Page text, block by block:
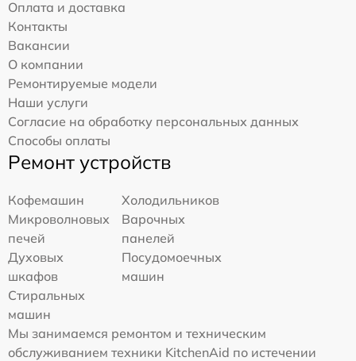
Оплата и доставка
Контакты
Вакансии
О компании
Ремонтируемые модели
Наши услуги
Согласие на обработку персональных данных
Способы оплаты
Ремонт устройств
Кофемашин
Холодильников
Микроволновых
печей
Варочных
панелей
Духовых
шкафов
Посудомоечных
машин
Стиральных
машин
Мы занимаемся ремонтом и техническим
обслуживанием техники KitchenAid по истечении